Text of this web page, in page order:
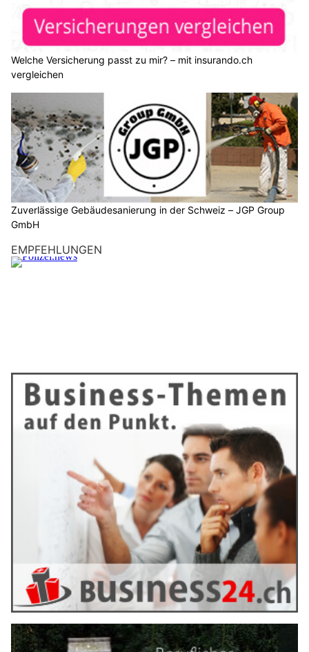
Welche Versicherung passt zu mir? – mit insurando.ch
vergleichen
Zuverlässige Gebäudesanierung in der Schweiz – JGP Group
GmbH
EMPFEHLUNGEN